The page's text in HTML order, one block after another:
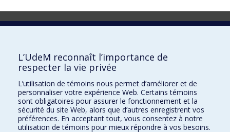
Laboratoire d'innovation
Vice-rectorat aux affaires étudiantes et aux études
Inven_T
Consortium Santé Numérique
Place aux Premiers Peuples
L’UdeM reconnaît l’importance de
respecter la vie privée
L’utilisation de témoins nous permet d’améliorer et de
personnaliser votre expérience Web. Certains témoins
sont obligatoires pour assurer le fonctionnement et la
sécurité du site Web, alors que d’autres enregistrent vos
préférences. En acceptant tout, vous consentez à notre
utilisation de témoins pour mieux répondre à vos besoins.